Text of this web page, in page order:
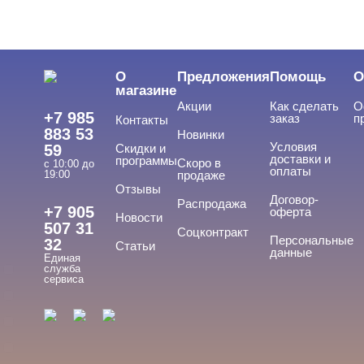
Cвернуть
База
База жесткая
+7 985
883 53
59
с 10:00 до
19:00
+7 905
507 31
32
Единая
служба
сервиса
О
магазине
Контакты
Скидки и
программы
Отзывы
Новости
Статьи
Предложения
Акции
Новинки
Скоро в
продаже
Распродажа
Соцконтракт
Помощь
Как сделать
заказ
Условия
доставки и
оплаты
Договор-
оферта
Персональные
данные